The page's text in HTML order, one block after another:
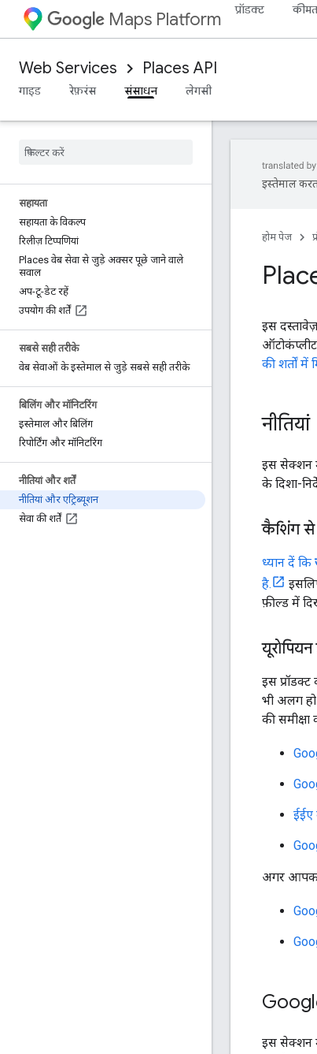
Maps Platform प्रॉडक्ट
Web Services Places API
गाइड
रेफ़रंस संसाधन लेगसी
सहायता
सहायता के विकल्प
रिलीज़ टिप्पणियां
Places वेब सेवा से जुड़े अक्सर पूछे जाने वाले
सवाल
अप-टू-डेट रहें
उपयोग की शर्तें
सबसे सही तरीके
वेब सेवाओं के इस्तेमाल से जुड़े सबसे सही तरीके
बिलिंग और मॉनिटरिंग
इस्तेमाल और बिलिंग
रिपोर्टिंग और मॉनिटरिंग
नीतियां और शर्तें
नीतियां और एट्रिब्यूशन
सेवा की शर्तें
इस्तेमाल
होम पेज
इस
की शर्तों में
नीतियां
इस सेक्शन
के दिशा-
कैशिंग से
ध्यान दें कि
है.
फ़ील्ड में
इस
भी अलग
की समीक्षा
अगर आपका
इस सेक्शन